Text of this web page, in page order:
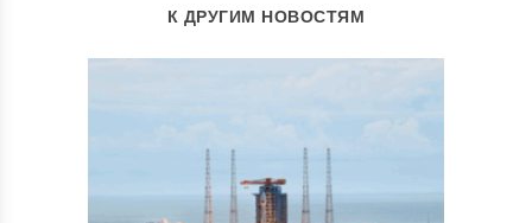
К ДРУГИМ НОВОСТЯМ